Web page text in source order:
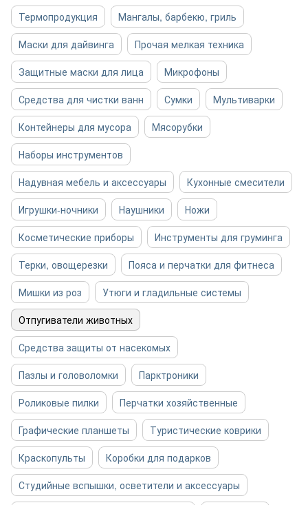
Термопродукция
Мангалы, барбекю, гриль
Маски для дайвинга
Прочая мелкая техника
Защитные маски для лица
Микрофоны
Средства для чистки ванн
Сумки
Мультиварки
Контейнеры для мусора
Мясорубки
Наборы инструментов
Надувная мебель и аксессуары
Кухонные смесители
Игрушки-ночники
Наушники
Ножи
Косметические приборы
Инструменты для груминга
Терки, овощерезки
Пояса и перчатки для фитнеса
Мишки из роз
Утюги и гладильные системы
Отпугиватели животных
Средства защиты от насекомых
Пазлы и головоломки
Парктроники
Роликовые пилки
Перчатки хозяйственные
Графические планшеты
Туристические коврики
Краскопульты
Коробки для подарков
Студийные вспышки, осветители и аксессуары